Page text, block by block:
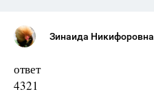
Зинаида Никифоровна
ответ
4321